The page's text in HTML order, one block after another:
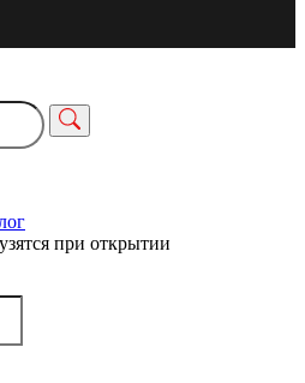
при открытии